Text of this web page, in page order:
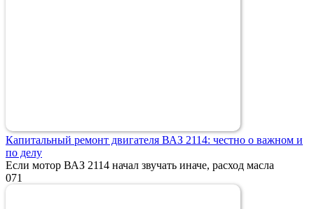
Капитальный ремонт двигателя ВАЗ 2114: честно о важном и
по делу
Если мотор ВАЗ 2114 начал звучать иначе, расход масла
071